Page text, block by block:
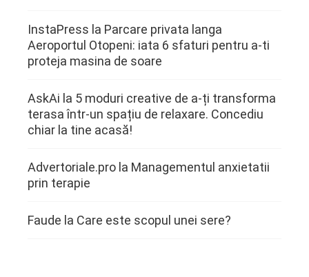
InstaPress la Parcare privata langa
Aeroportul Otopeni: iata 6 sfaturi pentru a-ti
proteja masina de soare
AskAi la 5 moduri creative de a-ți transforma
terasa într-un spațiu de relaxare. Concediu
chiar la tine acasă!
Advertoriale.pro la Managementul anxietatii
prin terapie
Faude la Care este scopul unei sere?